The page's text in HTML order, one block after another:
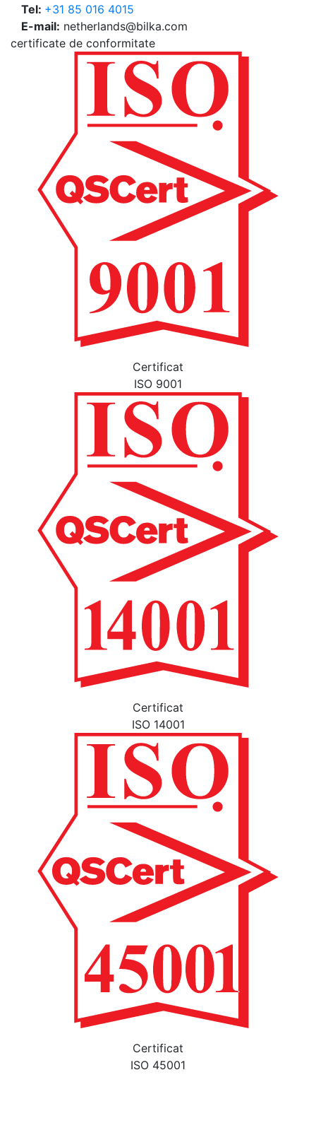
Tel: +31 85 016 4015
E-mail: netherlands@bilka.com
certificate de conformitate
Certificat
ISO 9001
Certificat
ISO 14001
Certificat
ISO 45001